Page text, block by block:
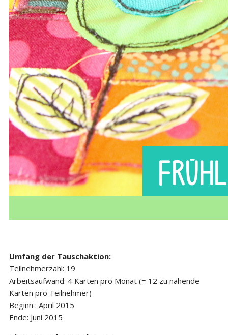
Umfang der Tauschaktion:
Teilnehmerzahl: 19
Arbeitsaufwand: 4 Karten pro Monat (= 12 zu nähende
Karten pro Teilnehmer)
Beginn : April 2015
Ende: Juni 2015